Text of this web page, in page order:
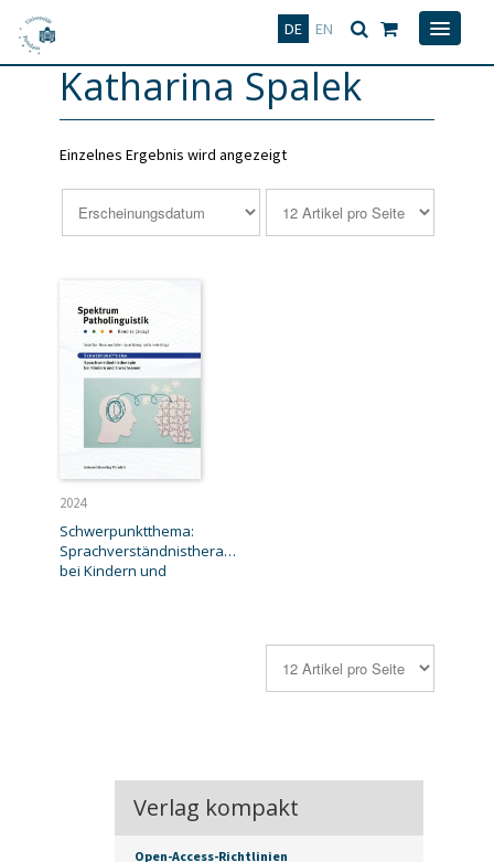
DE EN
Deutsch
Katharina Spalek
Einzelnes Ergebnis wird angezeigt
2024
Schwerpunktthema:
Sprachverständnistherapie
bei Kindern und
Verlag kompakt
Open-Access-Richtlinien